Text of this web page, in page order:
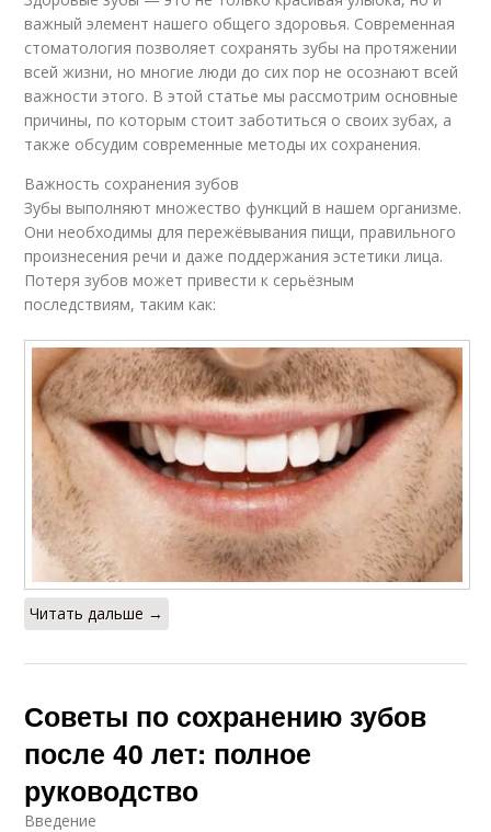
важный элемент нашего общего здоровья. Современная
стоматология позволяет сохранять зубы на протяжении
всей жизни, но многие люди до сих пор не осознают всей
важности этого. В этой статье мы рассмотрим основные
причины, по которым стоит заботиться о своих зубах, а
также обсудим современные методы их сохранения.
Важность сохранения зубов
Зубы выполняют множество функций в нашем организме.
Они необходимы для пережёвывания пищи, правильного
произнесения речи и даже поддержания эстетики лица.
Потеря зубов может привести к серьёзным
последствиям, таким как:
Читать дальше →
Советы по сохранению зубов
после 40 лет: полное
руководство
Введение